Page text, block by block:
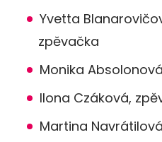
Yvetta
zpěvačka
Monika
Ilona Czáková,
Martina